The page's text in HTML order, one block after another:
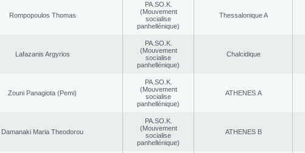
Rompopoulos Thomas
PA.SO.K.
(Mouvement
socialise
panhellénique)
Thessalonique A
Lafazanis Argyrios
PA.SO.K.
(Mouvement
socialise
panhellénique)
Chalcidique
Zouni Panagiota (Pemi)
PA.SO.K.
(Mouvement
socialise
panhellénique)
ATHENES Α
Damanaki Maria Theodorou
PA.SO.K.
(Mouvement
socialise
panhellénique)
ATHENES Β